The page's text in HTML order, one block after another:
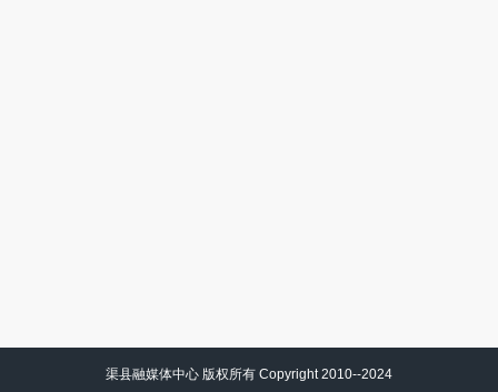
渠县融媒体中心 版权所有 Copyright 2010--2024